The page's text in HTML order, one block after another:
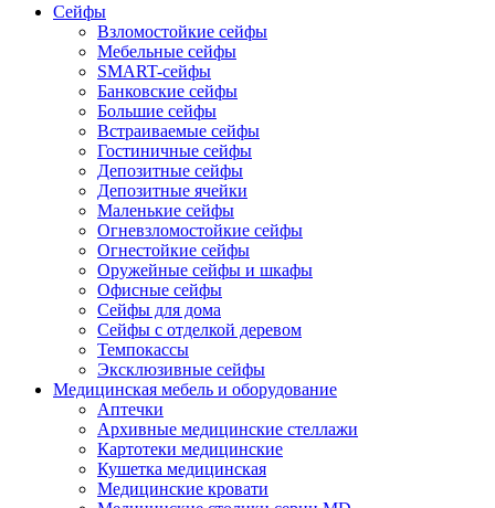
Сейфы
Взломостойкие сейфы
Мебельные сейфы
SMART-сейфы
Банковские сейфы
Большие сейфы
Встраиваемые сейфы
Гостиничные сейфы
Депозитные сейфы
Депозитные ячейки
Маленькие сейфы
Огневзломостойкие сейфы
Огнестойкие сейфы
Оружейные сейфы и шкафы
Офисные сейфы
Сейфы для дома
Сейфы с отделкой деревом
Темпокассы
Эксклюзивные сейфы
Медицинская мебель и оборудование
Аптечки
Архивные медицинские стеллажи
Картотеки медицинские
Кушетка медицинская
Медицинские кровати